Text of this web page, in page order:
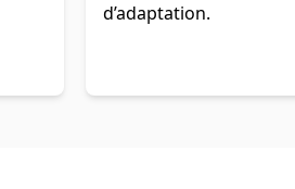
d’adaptation.